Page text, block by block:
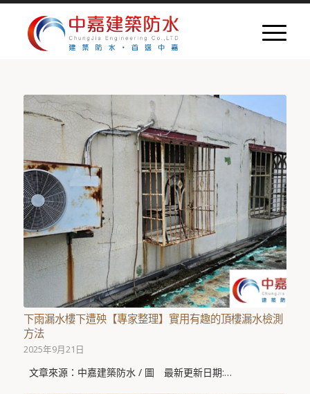
下雨漏水樓下遭殃【專家整理】實用有趣的頂樓漏水檢測
方法
2025年9月21日
文章來源：中嘉建築防水 / 圖 最新更新日期:…